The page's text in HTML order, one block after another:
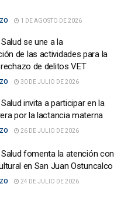
1 DE AGOSTO DE 2026
se une a la
de las actividades para la
de delitos VET
30 DE JULIO DE 2026
invita a participar en la
por la lactancia materna
26 DE JULIO DE 2026
fomenta la atención con
en San Juan Ostuncalco
24 DE JULIO DE 2026